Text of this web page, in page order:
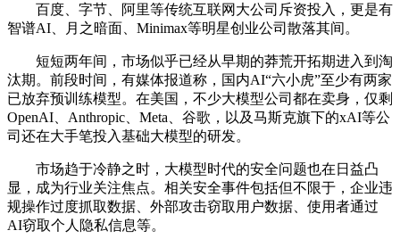
百度、字节、阿里等传统互联网大公司斥资投入，更是有
智谱AI、月之暗面、Minimax等明星创业公司散落其间。
短短两年间，市场似乎已经从早期的莽荒开拓期进入到淘
汰期。前段时间，有媒体报道称，国内AI“六小虎”至少有两家
已放弃预训练模型。在美国，不少大模型公司都在卖身，仅剩
OpenAI、Anthropic、Meta、谷歌，以及马斯克旗下的xAI等公
司还在大手笔投入基础大模型的研发。
市场趋于冷静之时，大模型时代的安全问题也在日益凸
显，成为行业关注焦点。相关安全事件包括但不限于，企业违
规操作过度抓取数据、外部攻击窃取用户数据、使用者通过
AI窃取个人隐私信息等。